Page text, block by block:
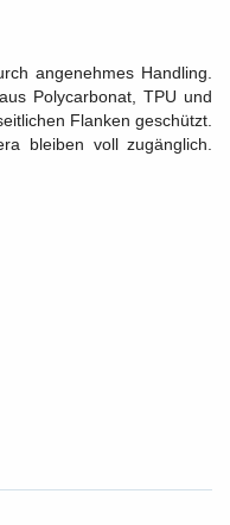
angenehmes Handling.
Polycarbonat, TPU und
Flanken geschützt.
bleiben voll zugänglich.